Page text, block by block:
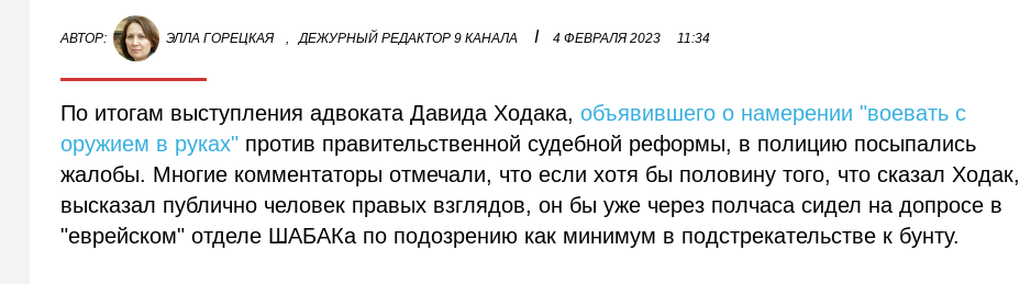
АВТОР: ЭЛЛА ГОРЕЦКАЯ , ДЕЖУРНЫЙ РЕДАКТОР 9 КАНАЛА I 4 ФЕВРАЛЯ 2023 11:34
По итогам выступления адвоката Давида Ходака,объявившего о намерении "воевать с
оружием в руках" против правительственной судебной реформы, в полицию посыпались
жалобы. Многие комментаторы отмечали, что если хотя бы половину того, что сказал Ходак,
высказал публично человек правых взглядов, он бы уже через полчаса сидел на допросе в
"еврейском" отделе ШАБАКа по подозрению как минимум в подстрекательстве к бунту.